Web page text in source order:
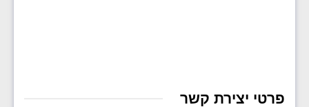
פרטי יצירת קשר